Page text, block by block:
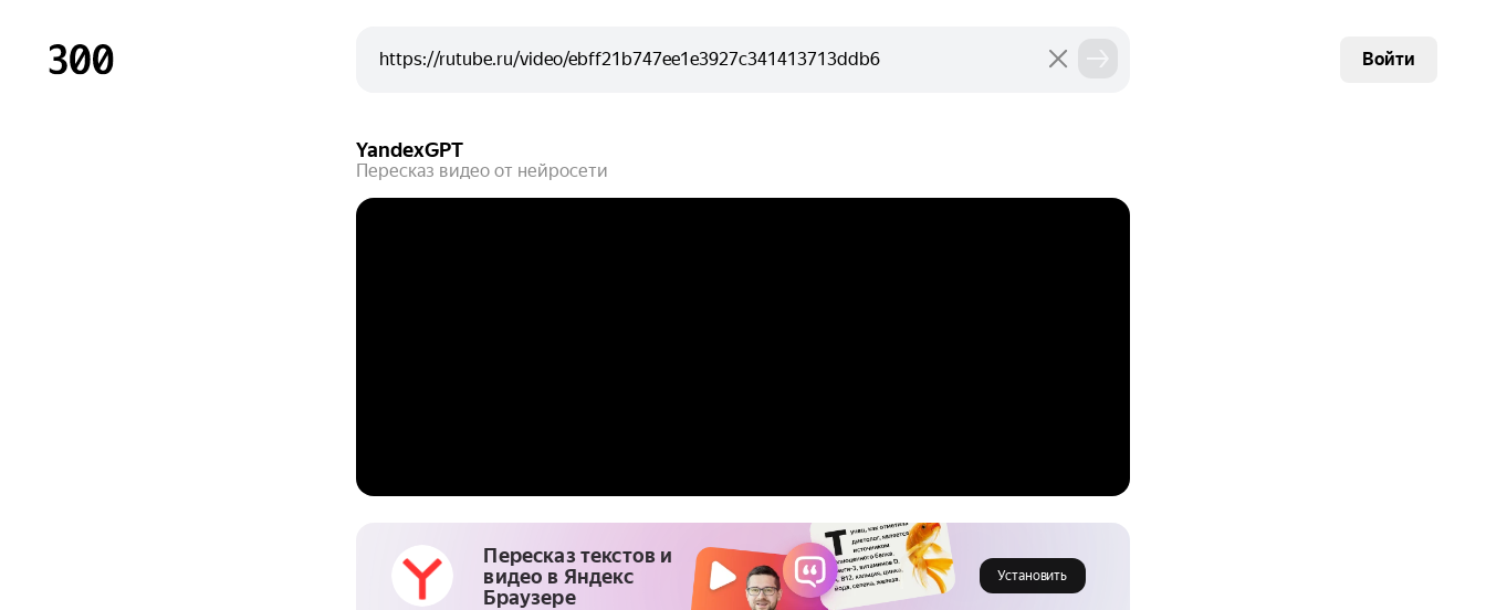
YandexGPT
Пересказ видео от нейросети
Пересказ текстов и
видео в Яндекс
Браузере
Установить
Войти